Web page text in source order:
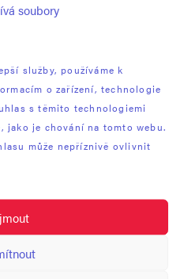
soubory
služby, používáme k
o zařízení, technologie
s těmito technologiemi
jako je chování na tomto webu.
může nepříznivě ovlivnit